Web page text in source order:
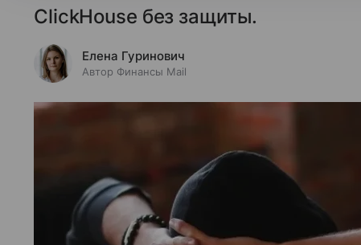
ClickHouse без защиты.
Елена Гуринович
Автор Финансы Mail